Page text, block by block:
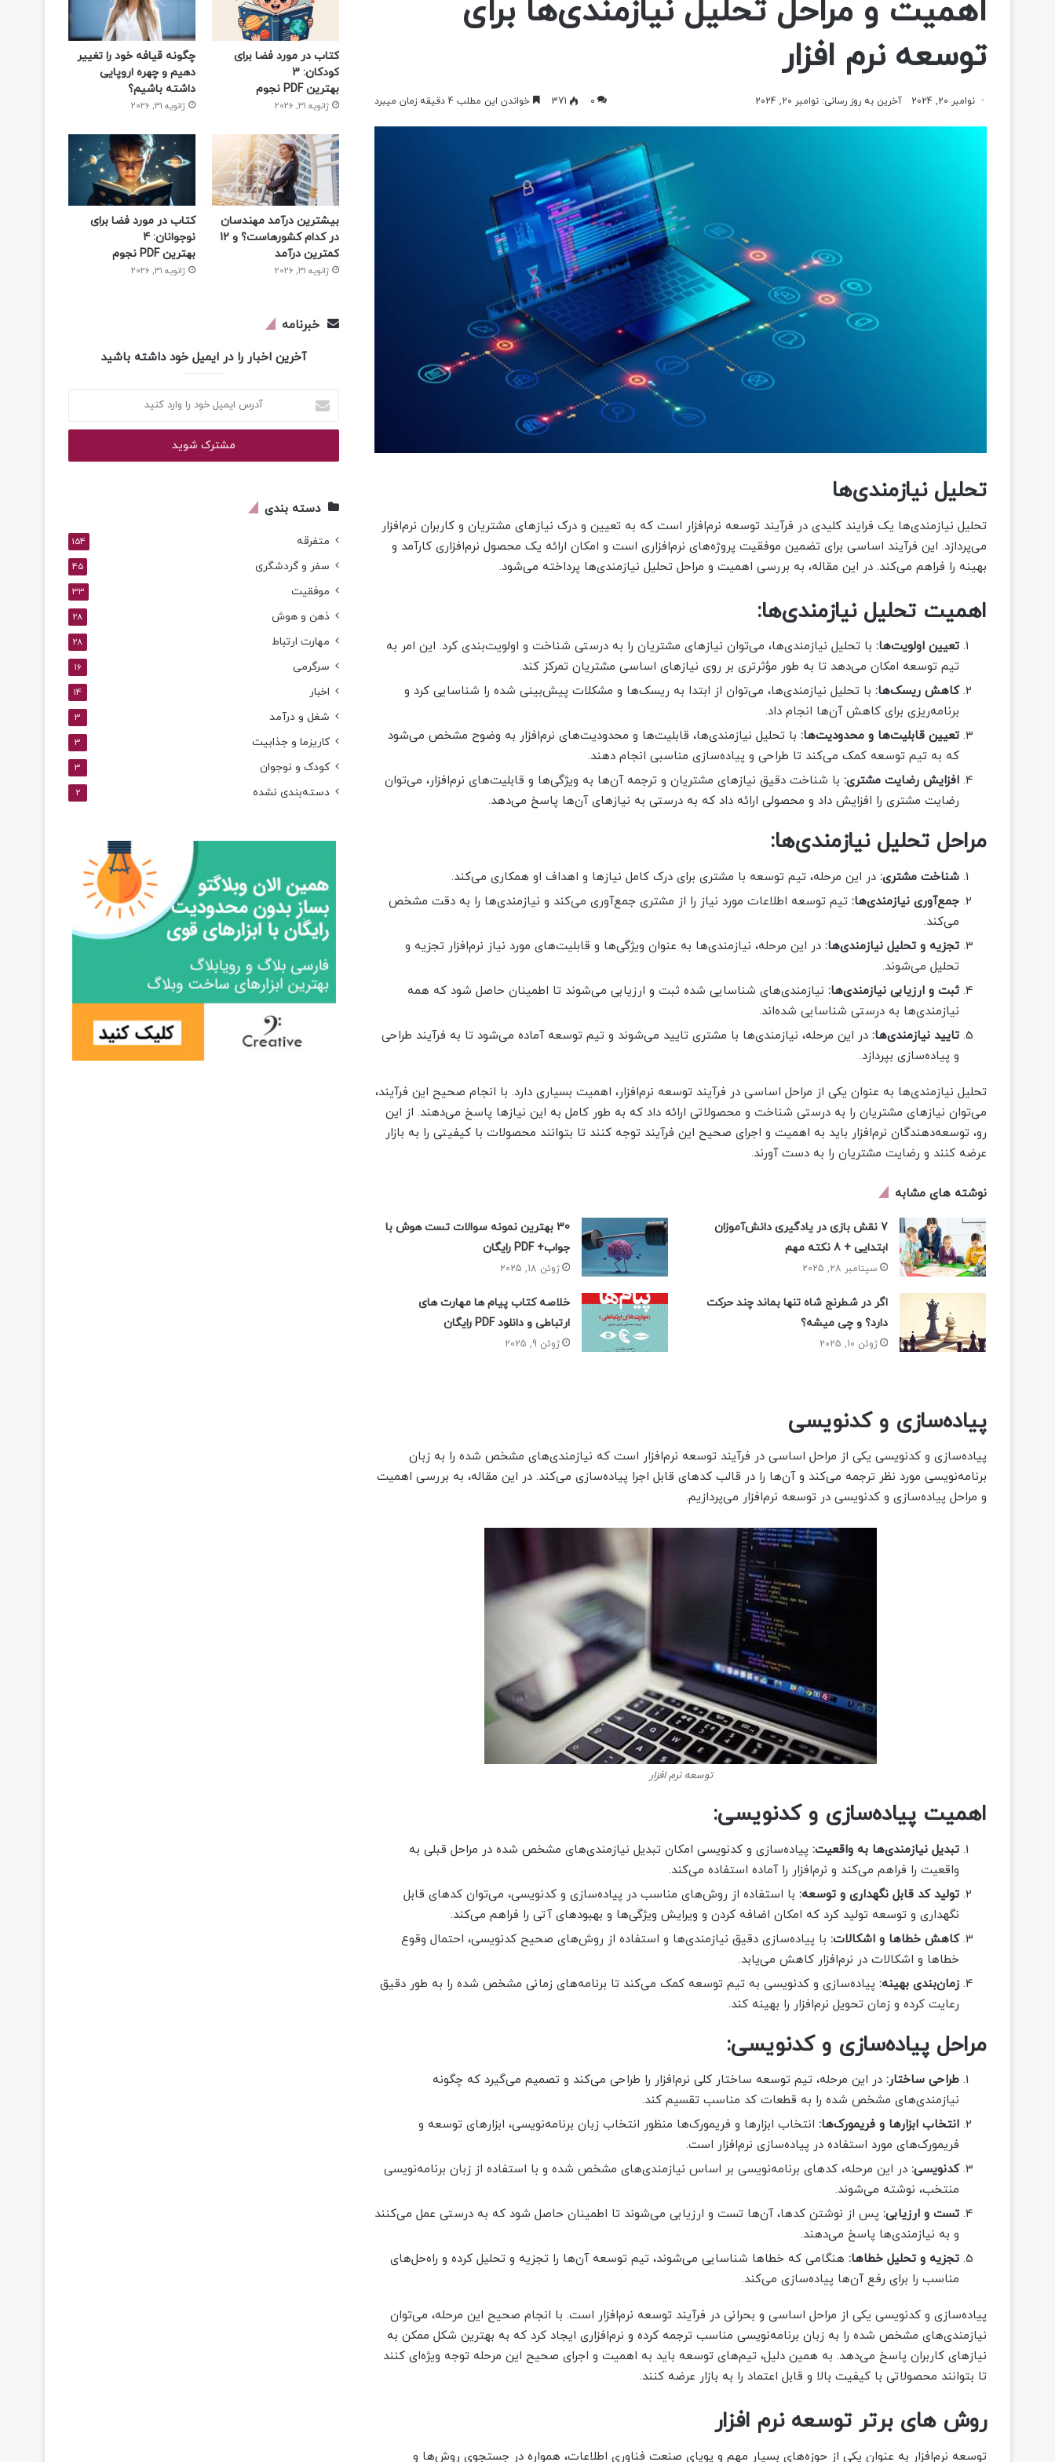
اهمیت و مراحل تحلیل نیازمندی‌ها برای
توسعه نرم افزار
نوامبر 20, 2024 آخرین به روز رسانی: نوامبر 20, 2024 0
371 خواندن این مطلب 4 دقیقه زمان میبرد
تحلیل نیازمندی‌ها
تحلیل نیازمندی‌ها یک فرایند کلیدی در فرآیند توسعه نرم‌افزار است که به تعیین و درک نیازهای مشتریان و کاربران نرم‌افزار
می‌پردازد. این فرآیند اساسی برای تضمین موفقیت پروژه‌های نرم‌افزاری است و امکان ارائه یک محصول نرم‌افزاری کارآمد و
بهینه را فراهم می‌کند. در این مقاله، به بررسی اهمیت و مراحل تحلیل نیازمندی‌ها پرداخته می‌شود.
اهمیت تحلیل نیازمندی‌ها:
تعیین اولویت‌ها: با تحلیل نیازمندی‌ها، می‌توان نیازهای مشتریان را به درستی شناخت و اولویت‌بندی کرد. این امر به
تیم توسعه امکان می‌دهد تا به طور مؤثرتری بر روی نیازهای اساسی مشتریان تمرکز کند.
کاهش ریسک‌ها: با تحلیل نیازمندی‌ها، می‌توان از ابتدا به ریسک‌ها و مشکلات پیش‌بینی شده را شناسایی کرد و
برنامه‌ریزی برای کاهش آن‌ها انجام داد.
تعیین قابلیت‌ها و محدودیت‌ها: با تحلیل نیازمندی‌ها، قابلیت‌ها و محدودیت‌های نرم‌افزار به وضوح مشخص می‌شود
که به تیم توسعه کمک می‌کند تا طراحی و پیاده‌سازی مناسبی انجام دهند.
افزایش رضایت مشتری: با شناخت دقیق نیازهای مشتریان و ترجمه آن‌ها به ویژگی‌ها و قابلیت‌های نرم‌افزار، می‌توان
رضایت مشتری را افزایش داد و محصولی ارائه داد که به درستی به نیازهای آن‌ها پاسخ می‌دهد.
مراحل تحلیل نیازمندی‌ها:
شناخت مشتری: در این مرحله، تیم توسعه با مشتری برای درک کامل نیازها و اهداف او همکاری می‌کند.
جمع‌آوری نیازمندی‌ها: تیم توسعه اطلاعات مورد نیاز را از مشتری جمع‌آوری می‌کند و نیازمندی‌ها را به دقت مشخص
می‌کند.
تجزیه و تحلیل نیازمندی‌ها: در این مرحله، نیازمندی‌ها به عنوان ویژگی‌ها و قابلیت‌های مورد نیاز نرم‌افزار تجزیه و
تحلیل می‌شوند.
ثبت و ارزیابی نیازمندی‌ها: نیازمندی‌های شناسایی شده ثبت و ارزیابی می‌شوند تا اطمینان حاصل شود که همه
نیازمندی‌ها به درستی شناسایی شده‌اند.
تایید نیازمندی‌ها: در این مرحله، نیازمندی‌ها با مشتری تایید می‌شوند و تیم توسعه آماده می‌شود تا به فرآیند طراحی
و پیاده‌سازی بپردازد.
تحلیل نیازمندی‌ها به عنوان یکی از مراحل اساسی در فرآیند توسعه نرم‌افزار، اهمیت بسیاری دارد. با انجام صحیح این فرآیند،
می‌توان نیازهای مشتریان را به درستی شناخت و محصولاتی ارائه داد که به طور کامل به این نیازها پاسخ می‌دهند. از این
رو، توسعه‌دهندگان نرم‌افزار باید به اهمیت و اجرای صحیح این فرآیند توجه کنند تا بتوانند محصولات با کیفیتی را به بازار
عرضه کنند و رضایت مشتریان را به دست آورند.
نوشته های مشابه
7 نقش بازی در یادگیری دانش‌آموزان
ابتدایی + 8 نکته مهم
سپتامبر 28, 2025
30 بهترین نمونه سوالات تست هوش با
جواب+ PDF رایگان
ژوئن 18, 2025
اگر در شطرنج شاه تنها بماند چند حرکت
دارد؟ و چی میشه؟
ژوئن 10, 2025
خلاصه کتاب پیام ها مهارت های
ارتباطی و دانلود PDF رایگان
ژوئن 9, 2025
پیاده‌سازی و کدنویسی
پیاده‌سازی و کدنویسی یکی از مراحل اساسی در فرآیند توسعه نرم‌افزار است که نیازمندی‌های مشخص شده را به زبان
برنامه‌نویسی مورد نظر ترجمه می‌کند و آن‌ها را در قالب کدهای قابل اجرا پیاده‌سازی می‌کند. در این مقاله، به بررسی اهمیت
و مراحل پیاده‌سازی و کدنویسی در توسعه نرم‌افزار می‌پردازیم.
توسعه نرم افزار
اهمیت پیاده‌سازی و کدنویسی:
تبدیل نیازمندی‌ها به واقعیت: پیاده‌سازی و کدنویسی امکان تبدیل نیازمندی‌های مشخص شده در مراحل قبلی به
واقعیت را فراهم می‌کند و نرم‌افزار را آماده استفاده می‌کند.
تولید کد قابل نگهداری و توسعه: با استفاده از روش‌های مناسب در پیاده‌سازی و کدنویسی، می‌توان کدهای قابل
نگهداری و توسعه تولید کرد که امکان اضافه کردن و ویرایش ویژگی‌ها و بهبودهای آتی را فراهم می‌کند.
کاهش خطاها و اشکالات: با پیاده‌سازی دقیق نیازمندی‌ها و استفاده از روش‌های صحیح کدنویسی، احتمال وقوع
خطاها و اشکالات در نرم‌افزار کاهش می‌یابد.
زمان‌بندی بهینه: پیاده‌سازی و کدنویسی به تیم توسعه کمک می‌کند تا برنامه‌های زمانی مشخص شده را به طور دقیق
رعایت کرده و زمان تحویل نرم‌افزار را بهینه کند.
مراحل پیاده‌سازی و کدنویسی:
طراحی ساختار: در این مرحله، تیم توسعه ساختار کلی نرم‌افزار را طراحی می‌کند و تصمیم می‌گیرد که چگونه
نیازمندی‌های مشخص شده را به قطعات کد مناسب تقسیم کند.
انتخاب ابزارها و فریمورک‌ها: انتخاب ابزارها و فریمورک‌ها منظور انتخاب زبان برنامه‌نویسی، ابزارهای توسعه و
فریمورک‌های مورد استفاده در پیاده‌سازی نرم‌افزار است.
کدنویسی: در این مرحله، کدهای برنامه‌نویسی بر اساس نیازمندی‌های مشخص شده و با استفاده از زبان برنامه‌نویسی
منتخب، نوشته می‌شوند.
تست و ارزیابی: پس از نوشتن کدها، آن‌ها تست و ارزیابی می‌شوند تا اطمینان حاصل شود که به درستی عمل می‌کنند
و به نیازمندی‌ها پاسخ می‌دهند.
تجزیه و تحلیل خطاها: هنگامی که خطاها شناسایی می‌شوند، تیم توسعه آن‌ها را تجزیه و تحلیل کرده و راه‌حل‌های
مناسب را برای رفع آن‌ها پیاده‌سازی می‌کند.
پیاده‌سازی و کدنویسی یکی از مراحل اساسی و بحرانی در فرآیند توسعه نرم‌افزار است. با انجام صحیح این مرحله، می‌توان
نیازمندی‌های مشخص شده را به زبان برنامه‌نویسی مناسب ترجمه کرده و نرم‌افزاری ایجاد کرد که به بهترین شکل ممکن به
نیازهای کاربران پاسخ می‌دهد. به همین دلیل، تیم‌های توسعه باید به اهمیت و اجرای صحیح این مرحله توجه ویژه‌ای کنند
تا بتوانند محصولاتی با کیفیت بالا و قابل اعتماد را به بازار عرضه کنند.
روش های برتر توسعه نرم افزار
توسعه نرم‌افزار به عنوان یکی از حوزه‌های بسیار مهم و پویای صنعت فناوری اطلاعات، همواره در جستجوی روش‌ها و
کتاب در مورد فضا برای
کودکان: 3
بهترین PDF نجوم
ژانویه 31, 2026
چگونه قیافه خود را تغییر
دهیم و چهره اروپایی
داشته باشیم؟
ژانویه 31, 2026
بیشترین درآمد مهندسان
در کدام کشورهاست؟ و 12
کمترین درآمد
ژانویه 31, 2026
کتاب در مورد فضا برای
نوجوانان: 4
بهترین PDF نجوم
ژانویه 31, 2026
خبرنامه
آخرین اخبار را در ایمیل خود داشته باشید
ایمیل
خود
وارد
دسته بندی
متفرقه 154
سفر و گردشگری 45
موفقیت 33
ذهن و هوش 28
مهارت ارتباط 28
سرگرمی 16
اخبار 14
شغل و درآمد 3
کاریزما و جذابیت 3
کودک و نوجوان 3
دسته‌بندی نشده 2